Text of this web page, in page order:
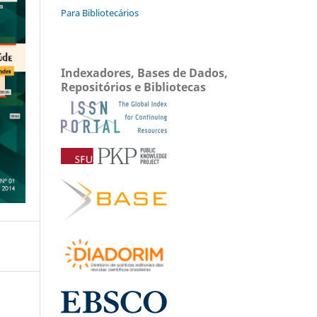
Para Bibliotecários
Indexadores, Bases de Dados,
Repositórios e Bibliotecas